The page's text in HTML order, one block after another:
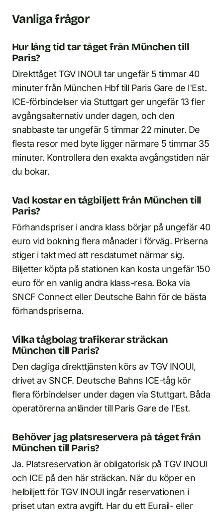
Vanliga frågor
Hur lång tid tar tåget från München till
Paris?
Direkttåget TGV INOUI tar ungefär 5 timmar 40
minuter från München Hbf till Paris Gare de l'Est.
ICE-förbindelser via Stuttgart ger ungefär 13 fler
avgångsalternativ under dagen, och den
snabbaste tar ungefär 5 timmar 22 minuter. De
flesta resor med byte ligger närmare 5 timmar 35
minuter. Kontrollera den exakta avgångstiden när
du bokar.
Vad kostar en tågbiljett från München till
Paris?
Förhandspriser i andra klass börjar på ungefär 40
euro vid bokning flera månader i förväg. Priserna
stiger i takt med att resdatumet närmar sig.
Biljetter köpta på stationen kan kosta ungefär 150
euro för en vanlig andra klass-resa. Boka via
SNCF Connect eller Deutsche Bahn för de bästa
förhandspriserna.
Vilka tågbolag trafikerar sträckan
München till Paris?
Den dagliga direkttjänsten körs av TGV INOUI,
drivet av SNCF. Deutsche Bahns ICE-tåg kör
flera förbindelser under dagen via Stuttgart. Båda
operatörerna anländer till Paris Gare de l'Est.
Behöver jag platsreservera på tåget från
München till Paris?
Ja. Platsreservation är obligatorisk på TGV INOUI
och ICE på den här sträckan. När du köper en
helbiljett för TGV INOUI ingår reservationen i
priset utan extra avgift. Har du ett Eurail- eller